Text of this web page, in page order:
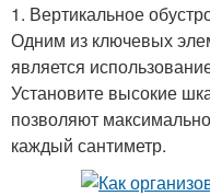
1. Вертикальное
Одним из ключевых
является
Установите высокие
позволяют
каждый сантиметр.